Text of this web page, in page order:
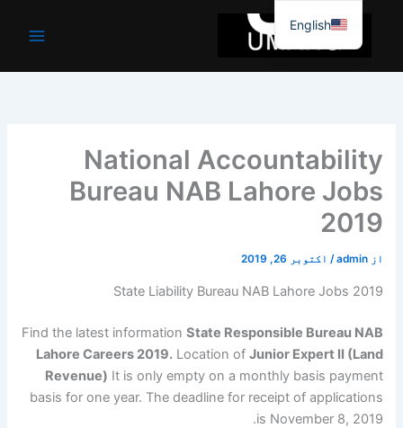
جائیں۔
National Accountability
Bureau NAB Lahore Jobs
2019
از admin
/ اکتوبر 26, 2019
State Liability Bureau NAB Lahore Jobs 2019
Find the latest information State Responsible Bureau NAB
Lahore Careers 2019.Location of Junior Expert II (Land
Revenue) It is only empty on a monthly basis payment
basis for one year. The deadline for receipt of applications
is November 8, 2019.
English